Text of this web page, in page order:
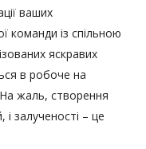
ваших
команди із спільною
яскравих
в робоче на
На жаль, створення
залученості – це